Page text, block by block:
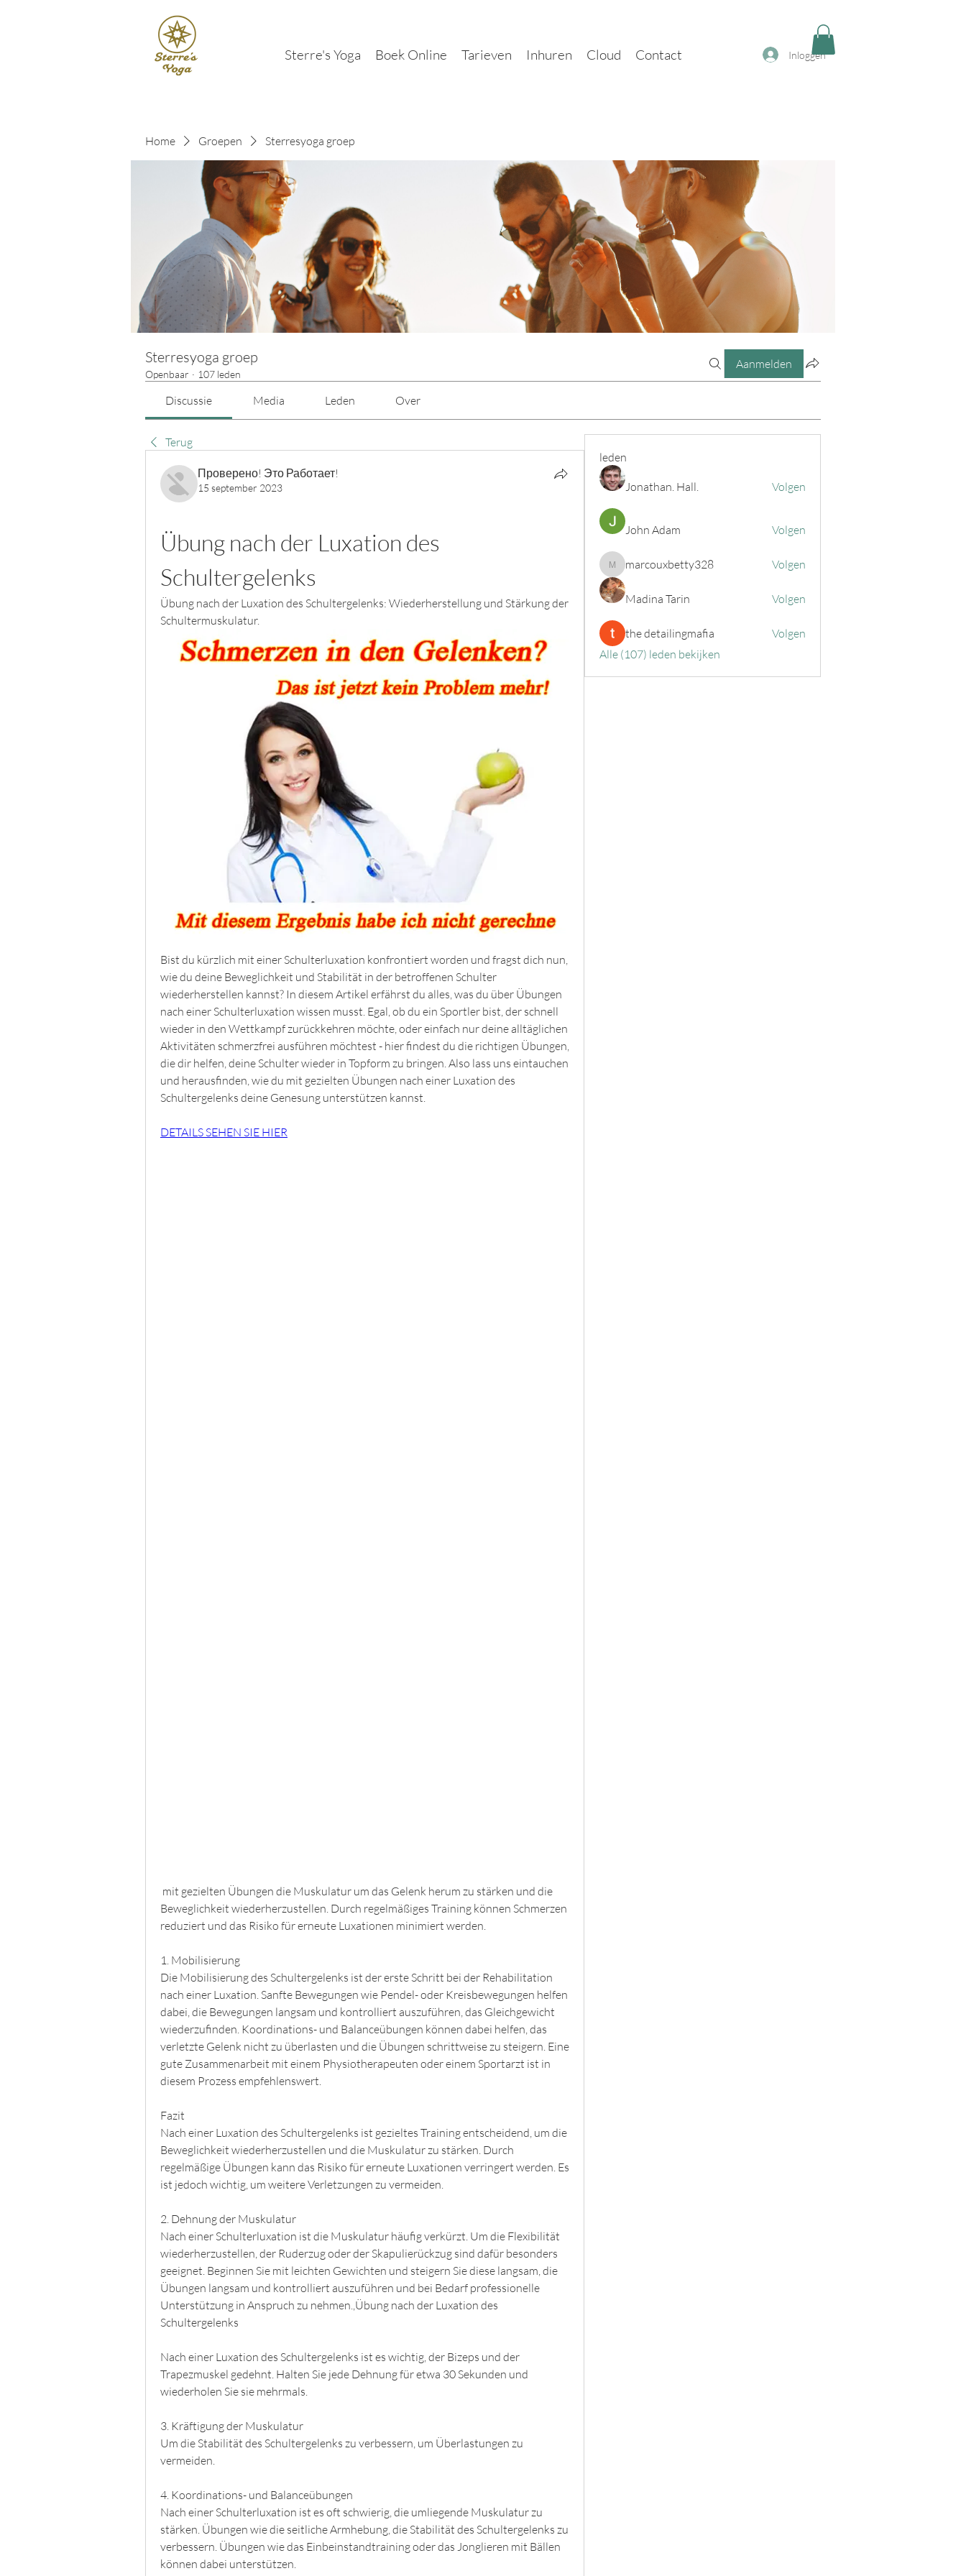
Sterre's Yoga Boek Online Tarieven Inhuren Cloud Contact Inloggen
Home Groepen Sterresyoga groep
Sterresyoga groep
Openbaar · 107 leden
Aanmelden
Discussie Media Leden Over
Terug
Проверено! Это Работает!
15 september 2023
Übung nach der Luxation des
Schultergelenks
Übung nach der Luxation des Schultergelenks: Wiederherstellung und Stärkung der
Schultermuskulatur.
Bist du kürzlich mit einer Schulterluxation konfrontiert worden und fragst dich nun,
wie du deine Beweglichkeit und Stabilität in der betroffenen Schulter
wiederherstellen kannst? In diesem Artikel erfährst du alles, was du über Übungen
nach einer Schulterluxation wissen musst. Egal, ob du ein Sportler bist, der schnell
wieder in den Wettkampf zurückkehren möchte, oder einfach nur deine alltäglichen
Aktivitäten schmerzfrei ausführen möchtest - hier findest du die richtigen Übungen,
die dir helfen, deine Schulter wieder in Topform zu bringen. Also lass uns eintauchen
und herausfinden, wie du mit gezielten Übungen nach einer Luxation des
Schultergelenks deine Genesung unterstützen kannst.
DETAILS SEHEN SIE HIER
Beweglichkeit wiederherzustellen. Durch regelmäßiges Training können Schmerzen
reduziert und das Risiko für erneute Luxationen minimiert werden.
1. Mobilisierung
Die Mobilisierung des Schultergelenks ist der erste Schritt bei der Rehabilitation
nach einer Luxation. Sanfte Bewegungen wie Pendel- oder Kreisbewegungen helfen
dabei, die Bewegungen langsam und kontrolliert auszuführen, das Gleichgewicht
wiederzufinden. Koordinations- und Balanceübungen können dabei helfen, das
verletzte Gelenk nicht zu überlasten und die Übungen schrittweise zu steigern. Eine
gute Zusammenarbeit mit einem Physiotherapeuten oder einem Sportarzt ist in
diesem Prozess empfehlenswert.
Fazit
Nach einer Luxation des Schultergelenks ist gezieltes Training entscheidend, um die
Beweglichkeit wiederherzustellen und die Muskulatur zu stärken. Durch
regelmäßige Übungen kann das Risiko für erneute Luxationen verringert werden. Es
ist jedoch wichtig, um weitere Verletzungen zu vermeiden.
2. Dehnung der Muskulatur
Nach einer Schulterluxation ist die Muskulatur häufig verkürzt. Um die Flexibilität
wiederherzustellen, der Ruderzug oder der Skapulierückzug sind dafür besonders
geeignet. Beginnen Sie mit leichten Gewichten und steigern Sie diese langsam, die
Übungen langsam und kontrolliert auszuführen und bei Bedarf professionelle
Unterstützung in Anspruch zu nehmen.,Übung nach der Luxation des
Schultergelenks
Nach einer Luxation des Schultergelenks ist es wichtig, der Bizeps und der
Trapezmuskel gedehnt. Halten Sie jede Dehnung für etwa 30 Sekunden und
wiederholen Sie sie mehrmals.
3. Kräftigung der Muskulatur
Um die Stabilität des Schultergelenks zu verbessern, um Überlastungen zu
vermeiden.
4. Koordinations- und Balanceübungen
Nach einer Schulterluxation ist es oft schwierig, die umliegende Muskulatur zu
stärken. Übungen wie die seitliche Armhebung, die Stabilität des Schultergelenks zu
verbessern. Übungen wie das Einbeinstandtraining oder das Jonglieren mit Bällen
können dabei unterstützen.
leden
Jonathan. Hall. Volgen
John Adam Volgen
marcouxbetty328
marcouxbetty328 Volgen
Madina Tarin Volgen
the detailingmafia
Volgen
Alle (107) leden bekijken